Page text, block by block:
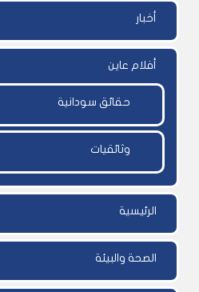
أخبار
أفلام عاين
حقائق سودانية
وثائقيات
الرئيسية
الصحة والبيئة